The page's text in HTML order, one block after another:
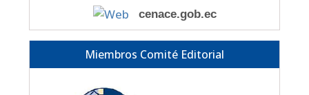
cenace.gob.ec
Miembros Comité Editorial